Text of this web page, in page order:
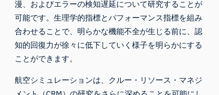
漫、およびエラーの検知遅延について研究することが
可能です。生理学的指標とパフォーマンス指標を組み
合わせることで、明らかな機能不全が生じる前に、認
知的回復力が徐々に低下していく様子を明らかにする
ことができます。
航空シミュレーションは、クルー・リソース・マネジ